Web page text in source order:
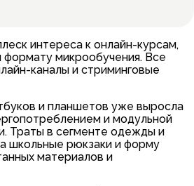
интереса к онлайн-курсам,
микрообучения. Все
каналы и стриминговые
и планшетов уже выросла
и модульной
Траты в сегменте одежды и
школьные рюкзаки и форму
материалов и